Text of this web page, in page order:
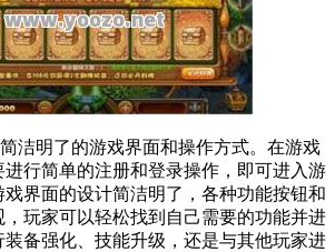
明了的游戏界面和操作方式。在游戏
行简单的注册和登录操作，即可进入游
界面的设计简洁明了，各种功能按钮和
玩家可以轻松找到自己需要的功能并进
备强化、技能升级，还是与其他玩家进